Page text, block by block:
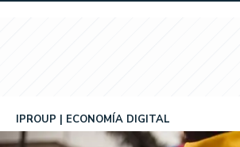
IPROUP ECONOMÍA DIGITAL